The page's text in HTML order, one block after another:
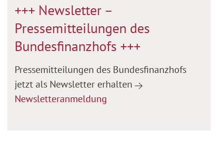
+++ Newsletter –
Pressemitteilungen des
Bundesfinanzhofs +++
Pressemitteilungen des Bundesfinanzhofs
jetzt als Newsletter erhalten
Newsletteranmeldung